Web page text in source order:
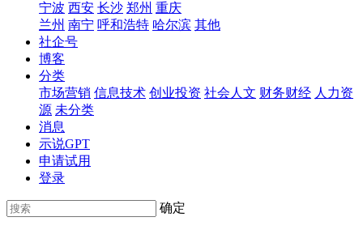
宁波 西安 长沙 郑州 重庆
兰州 南宁 呼和浩特 哈尔滨 其他
社企号
博客
分类
市场营销 信息技术 创业投资 社会人文 财务财经 人力资
源 未分类
消息
示说GPT
申请试用
登录
确定